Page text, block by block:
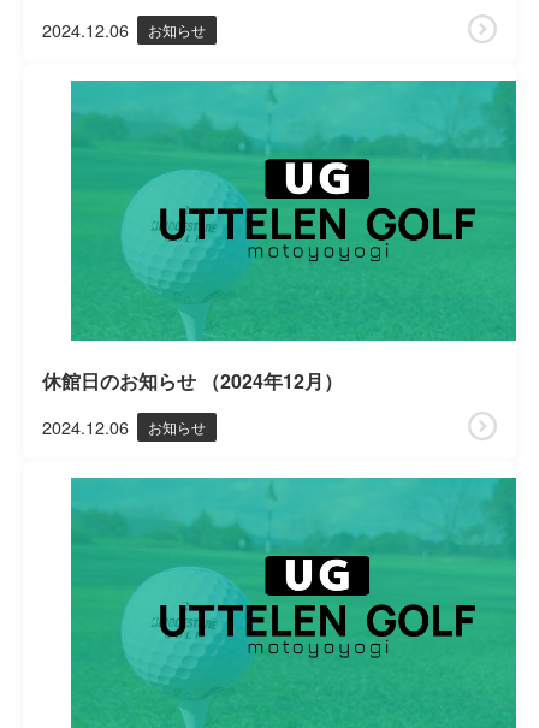
2024.12.06 お知らせ
2024.12.06 お知らせ
休館日のお知らせ （2024年12月）